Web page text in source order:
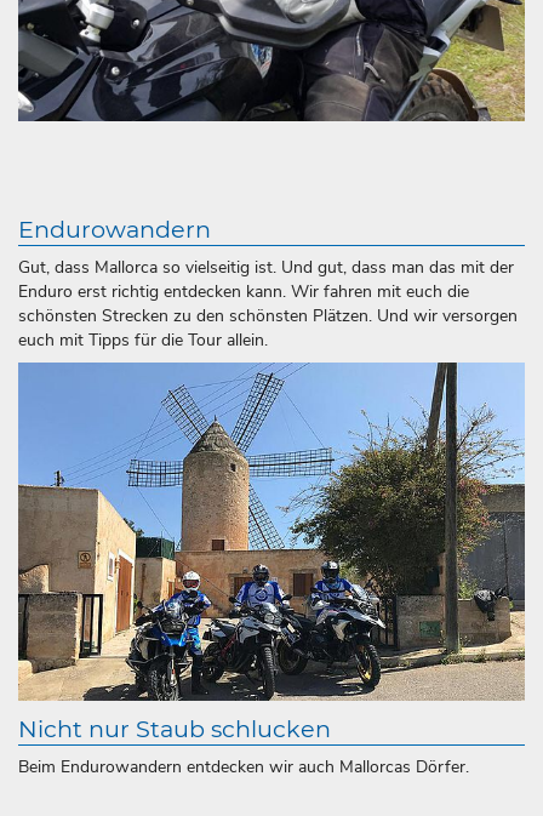
Endurowandern
Gut, dass Mallorca so vielseitig ist. Und gut, dass man das mit der
Enduro erst richtig entdecken kann. Wir fahren mit euch die
schönsten Strecken zu den schönsten Plätzen. Und wir versorgen
euch mit Tipps für die Tour allein.
Nicht nur Staub schlucken
Beim Endurowandern entdecken wir auch Mallorcas Dörfer.